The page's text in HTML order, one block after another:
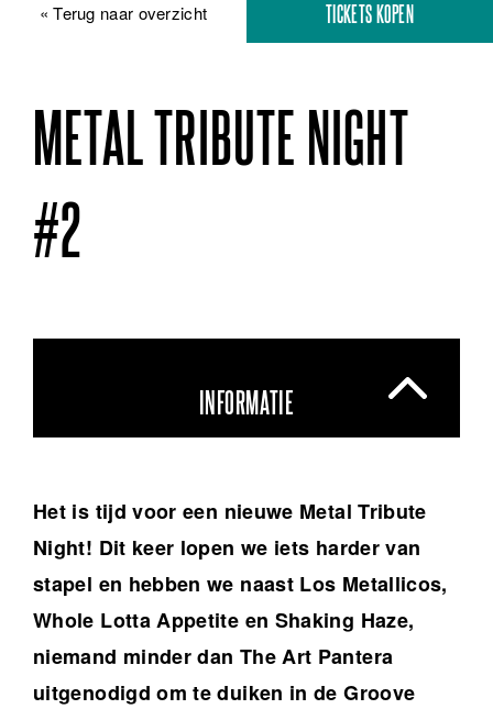
« Terug naar overzicht TICKETS KOPEN
METAL TRIBUTE NIGHT
#2
INFORMATIE
Het is tijd voor een nieuwe Metal Tribute
Night! Dit keer lopen we iets harder van
stapel en hebben we naast Los Metallicos,
Whole Lotta Appetite en Shaking Haze,
niemand minder dan The Art Pantera
uitgenodigd om te duiken in de Groove